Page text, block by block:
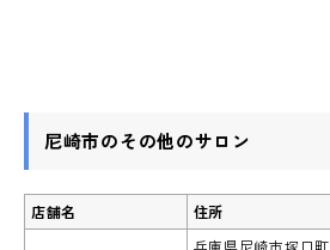
尼崎市のその他のサロン
店舗名 住所
兵庫県尼崎市塚口町